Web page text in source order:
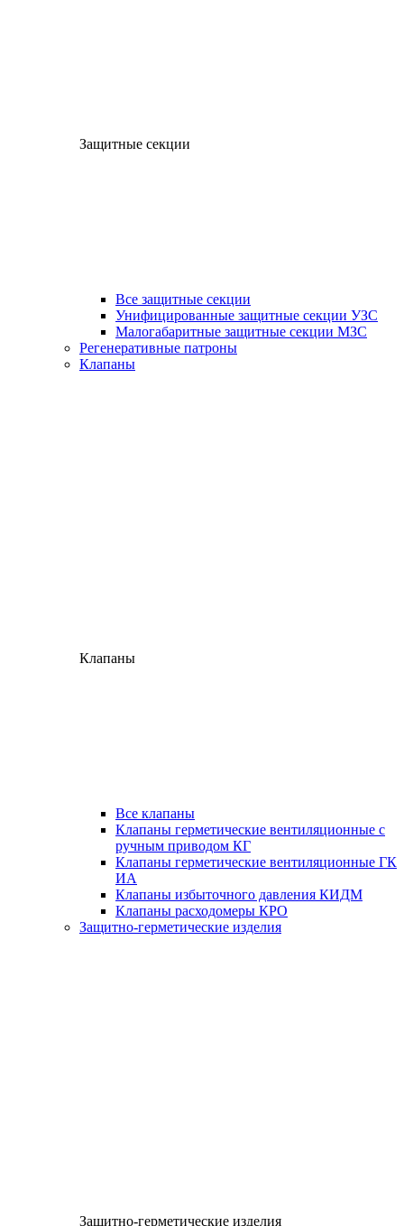
Защитные секции
Все защитные секции
Унифицированные защитные секции УЗС
Малогабаритные защитные секции МЗС
Регенеративные патроны
Клапаны
Клапаны
Все клапаны
Клапаны герметические вентиляционные с
ручным приводом КГ
Клапаны герметические вентиляционные ГК
ИА
Клапаны избыточного давления КИДМ
Клапаны расходомеры КРО
Защитно-герметические изделия
Защитно-герметические изделия